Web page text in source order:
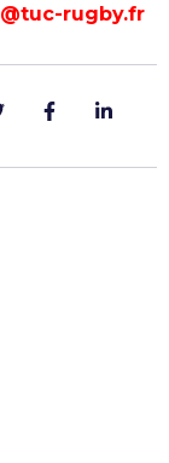
rugby.fr